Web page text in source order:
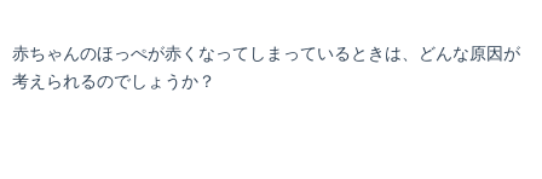
赤ちゃんのほっぺが赤くなってしまっているときは、どんな原因が
考えられるのでしょうか？